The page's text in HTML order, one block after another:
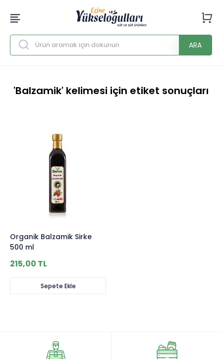
ARA
'Balzamik' kelimesi için etiket sonuçları
Organik Balzamik Sirke
500 ml
215,00 TL
Sepete Ekle